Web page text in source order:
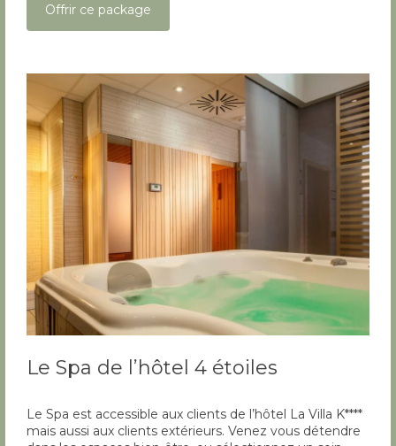
Offrir ce package
Le Spa de l’hôtel 4 étoiles
Le Spa est accessible aux clients de l’hôtel La Villa K****
mais aussi aux clients extérieurs. Venez vous détendre